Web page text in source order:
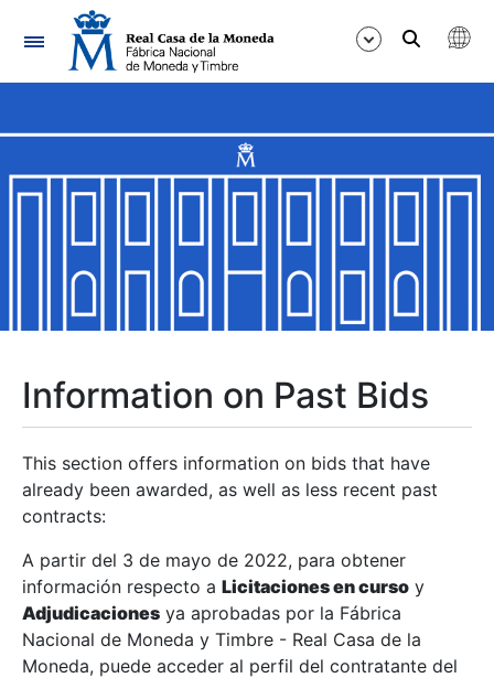
Navigation
Show/Hide
Show/Hide
Show/Hide
Show/Hide
Show/Hide
Information on Past Bids
This section offers information on bids that have
already been awarded, as well as less recent past
contracts:
A partir del 3 de mayo de 2022, para obtener
información respecto a Licitaciones en curso y
Adjudicaciones ya aprobadas por la Fábrica
Nacional de Moneda y Timbre - Real Casa de la
Moneda, puede acceder al perfil del contratante del